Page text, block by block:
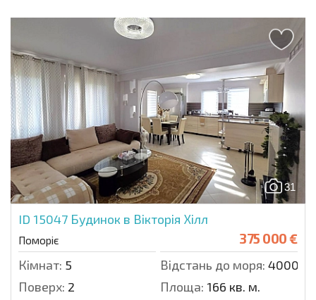
31
ID 15047 Будинок в Вікторія Хілл
Поморіє 375 000 €
Кімнат: 5 Відстань до моря: 4000 м.
Поверх: 2 Площа: 166 кв. м.